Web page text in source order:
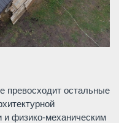
превосходит остальные
и физико-механическим